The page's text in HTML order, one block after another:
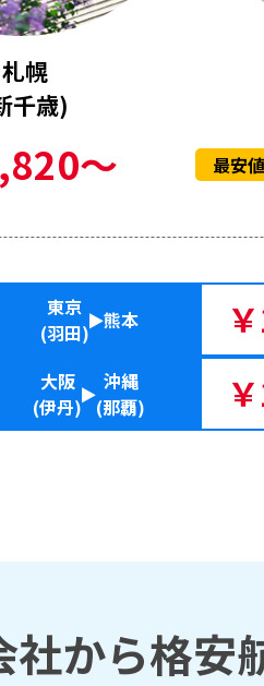
札幌
千歳)
～ 最安値
東京
(羽田) 熊本
大阪
(伊丹)
沖縄
(那覇)
社から格安